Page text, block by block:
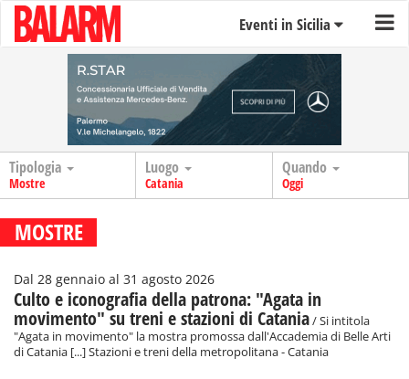
Eventi in Sicilia
Tipologia
Mostre
Luogo
Catania
Quando
Oggi
MOSTRE
Dal 28 gennaio al 31 agosto 2026
Culto e iconografia della patrona: "Agata in
movimento" su treni e stazioni di Catania/ Si intitola
"Agata in movimento" la mostra promossa dall'Accademia di Belle Arti
di Catania [...] Stazioni e treni della metropolitana - Catania